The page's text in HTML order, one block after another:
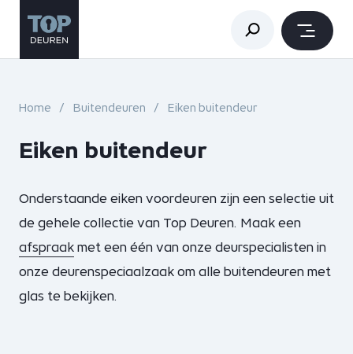
Home Buitendeuren Eiken buitendeur
Eiken buitendeur
Onderstaande eiken voordeuren zijn een selectie uit
de gehele collectie van Top Deuren. Maak een
afspraak met een één van onze deurspecialisten in
onze deurenspeciaalzaak om alle buitendeuren met
glas te bekijken.